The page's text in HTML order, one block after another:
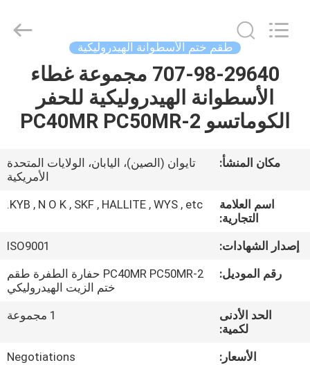
منزل
المنتجات
حول
في
المعمل
ضبط
الجودة
طقم ختم الأسطوانة الهيدروليكية
707-98-29640 مجموعة غطاء
الأسطوانة الهيدروليكية للحفر
الكوماتسو PC40MR PC50MR-2
مكان المنشأ:
تايوان (الصين)، اليابان، الولايات المتحدة
الأمريكية
اسم العلامة
التجارية:
KYB , N O K , SKF , HALLITE , WYS , etc.
إصدار الشهادات:
ISO9001
رقم الموديل:
PC40MR PC50MR-2 حفارة الطفرة طقم
ختم الزيت الهيدروليكي
الحد الأدنى
لكمية:
1 مجموعة
الأسعار:
Negotiations